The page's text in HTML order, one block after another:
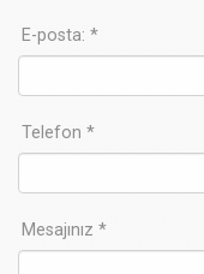
E-posta: *
Telefon *
Mesajınız *